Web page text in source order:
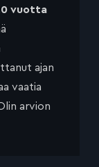
vuotta
ajan
vaatia
arvion